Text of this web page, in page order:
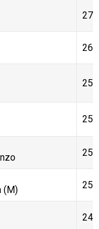
27
26
25
25
25
(M) 25
24